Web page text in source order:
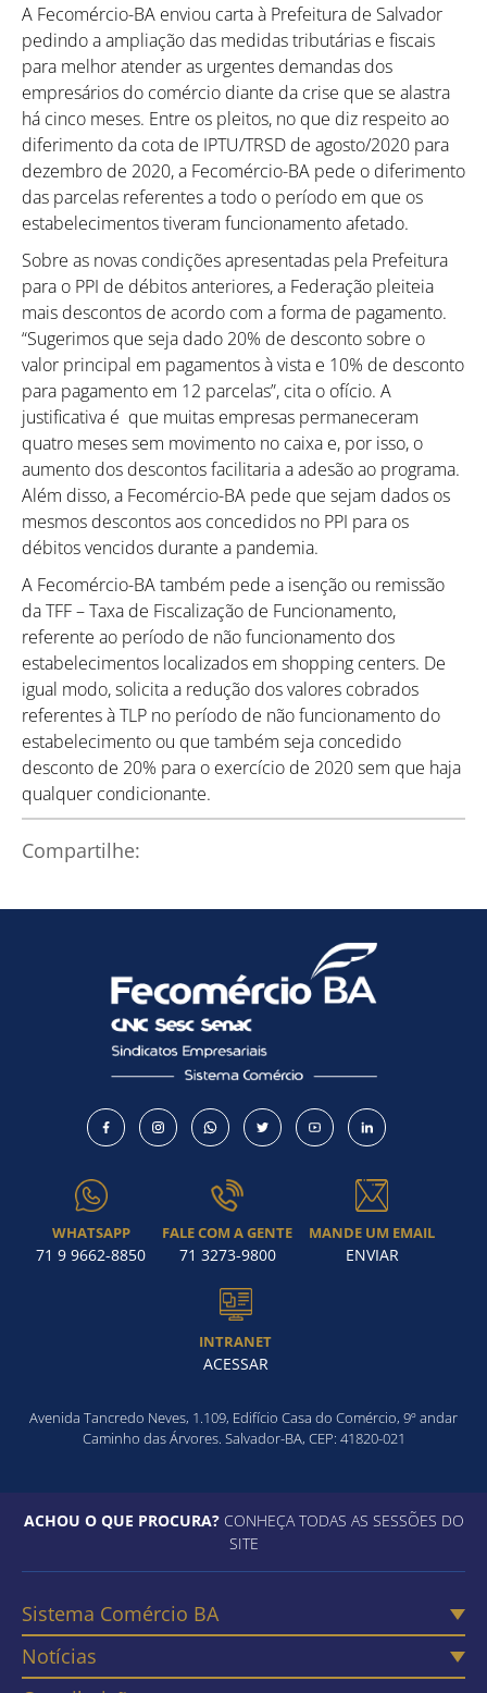
Como utilizar
A Fecomércio-BA enviou carta à Prefeitura de Salvador
pedindo a ampliação das medidas tributárias e fiscais
para melhor atender as urgentes demandas dos
empresários do comércio diante da crise que se alastra
há cinco meses. Entre os pleitos, no que diz respeito ao
diferimento da cota de IPTU/TRSD de agosto/2020 para
dezembro de 2020, a Fecomércio-BA pede o diferimento
das parcelas referentes a todo o período em que os
estabelecimentos tiveram funcionamento afetado.
Sobre as novas condições apresentadas pela Prefeitura
para o PPI de débitos anteriores, a Federação pleiteia
mais descontos de acordo com a forma de pagamento.
“Sugerimos que seja dado 20% de desconto sobre o
valor principal em pagamentos à vista e 10% de desconto
para pagamento em 12 parcelas”, cita o ofício. A
justificativa é que muitas empresas permaneceram
quatro meses sem movimento no caixa e, por isso, o
aumento dos descontos facilitaria a adesão ao programa.
Além disso, a Fecomércio-BA pede que sejam dados os
mesmos descontos aos concedidos no PPI para os
débitos vencidos durante a pandemia.
A Fecomércio-BA também pede a isenção ou remissão
da TFF – Taxa de Fiscalização de Funcionamento,
referente ao período de não funcionamento dos
estabelecimentos localizados em shopping centers. De
igual modo, solicita a redução dos valores cobrados
referentes à TLP no período de não funcionamento do
estabelecimento ou que também seja concedido
desconto de 20% para o exercício de 2020 sem que haja
qualquer condicionante.
Compartilhe:
WHATSAPP
71 9 9662-8850
FALE COM A GENTE
71 3273-9800
MANDE UM EMAIL
ENVIAR
INTRANET
ACESSAR
Avenida Tancredo Neves, 1.109, Edifício Casa do Comércio, 9º andar
Caminho das Árvores. Salvador-BA, CEP: 41820-021
ACHOU O QUE PROCURA?CONHEÇA TODAS AS SESSÕES DO
SITE
Sistema Comércio BA
Notícias